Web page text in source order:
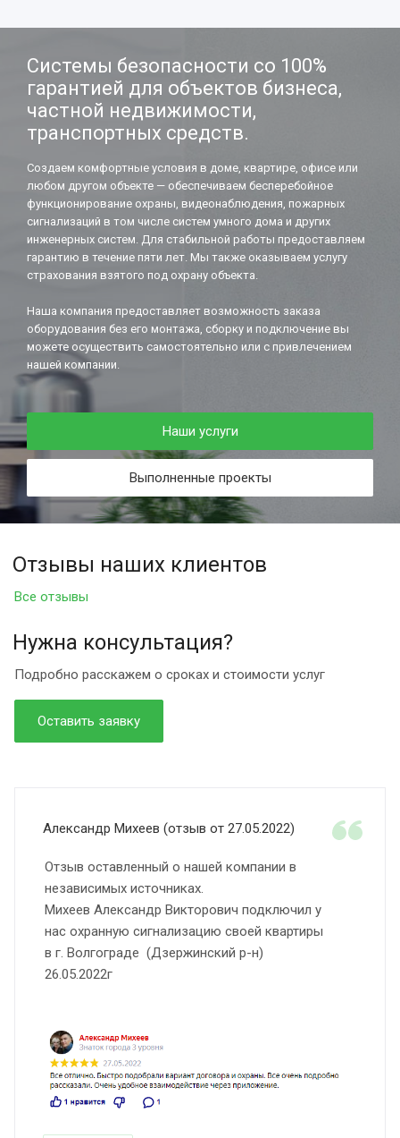
Системы безопасности со 100%
гарантией для объектов бизнеса,
частной недвижимости,
транспортных средств.
Создаем комфортные условия в доме, квартире, офисе или
любом другом объекте — обеспечиваем бесперебойное
функционирование охраны, видеонаблюдения, пожарных
сигнализаций в том числе систем умного дома и других
инженерных систем. Для стабильной работы предоставляем
гарантию в течение пяти лет. Мы также оказываем услугу
страхования взятого под охрану объекта.
Наша компания предоставляет возможность заказа
оборудования без его монтажа, сборку и подключение вы
можете осуществить самостоятельно или с привлечением
нашей компании.
Наши услуги
Выполненные проекты
Нужна консультация?
Подробно расскажем о сроках и стоимости услуг
Оставить заявку
Все отзывы
Отзывы наших клиентов
Александр Михеев (отзыв от 27.05.2022)
Отзыв оставленный о нашей компании в
независимых источниках.
Михеев Александр Викторович подключил у
нас охранную сигнализацию своей квартиры
в г. Волгограде (Дзержинский р-н)
26.05.2022г